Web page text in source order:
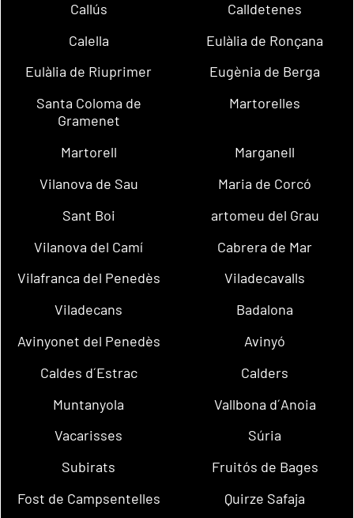
Callús
Calldetenes
Calella
Eulàlia de Ronçana
Eulàlia de Riuprimer
Eugènia de Berga
Santa Coloma de
Gramenet
Martorelles
Martorell
Marganell
Vilanova de Sau
Maria de Corcó
Sant Boi
artomeu del Grau
Vilanova del Camí
Cabrera de Mar
Vilafranca del Penedès
Viladecavalls
Viladecans
Badalona
Avinyonet del Penedès
Avinyó
Caldes d´Estrac
Calders
Muntanyola
Vallbona d´Anoia
Vacarisses
Súria
Subirats
Fruitós de Bages
Fost de Campsentelles
Quirze Safaja